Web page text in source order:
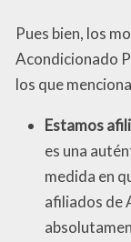
Pues bien, los
Acondicionado
los que
Estamos
es una
medida en
afiliados de